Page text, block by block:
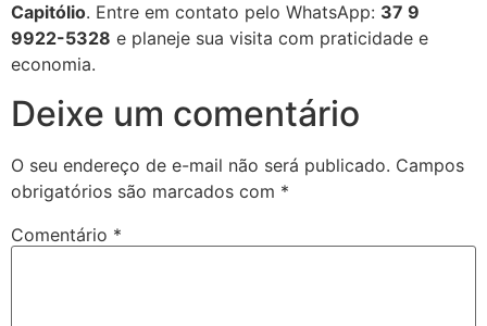
Capitólio. Entre em contato pelo WhatsApp: 37 9
9922-5328 e planeje sua visita com praticidade e
economia.
Deixe um comentário
O seu endereço de e-mail não será publicado. Campos
obrigatórios são marcados com *
Comentário *